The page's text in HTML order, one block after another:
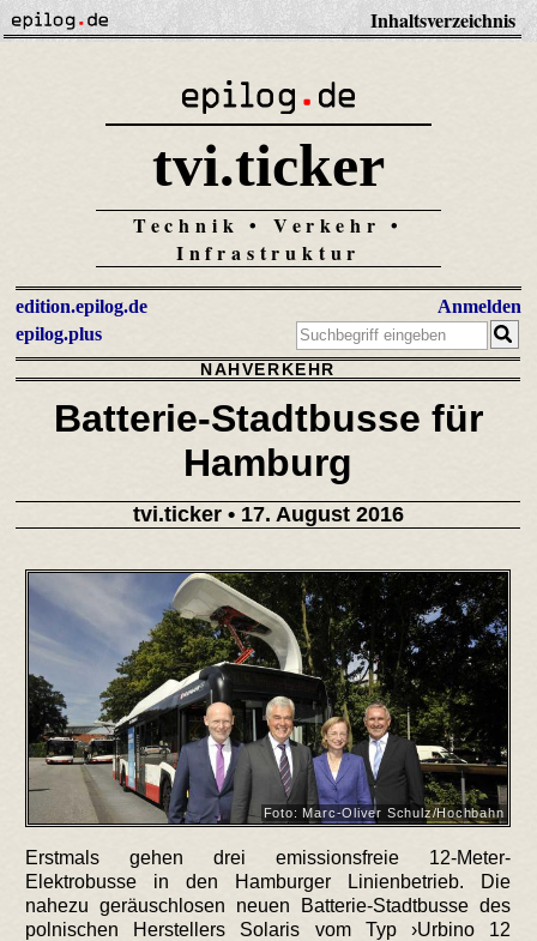
Inhaltsverzeichnis
tvi.ticker
Technik • Verkehr •
Infrastruktur
edition.epilog.de
epilog.plus
Anmelden
NAHVERKEHR
Batterie-Stadtbusse für
Hamburg
tvi.ticker• 17. August 2016
Foto: Marc-Oliver Schulz/Hochbahn
Erstmals gehen drei emissionsfreie 12-Meter-
Elektrobusse in den Hamburger Linienbetrieb. Die
nahezu geräuschlosen neuen Batterie-Stadtbusse des
polnischen Herstellers Solaris vom Typ ›Urbino 12